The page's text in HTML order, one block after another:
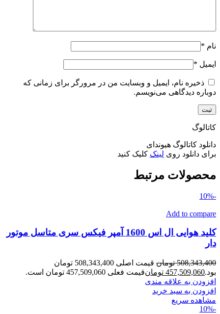
نام *
ایمیل *
ذخیره نام، ایمیل و وبسایت من در مرورگر برای زمانی که
دوباره دیدگاهی می‌نویسم.
کاتالوگ
دانلود کاتالوگ هیوندای
برای دانلود روی لینک کلیک کنید
محصولات مرتبط
-10%
Add to compare
کلید هوایی ال اس 1600 آمپر فیکس سری متاسل موتور
دار
508,343,400 تومان
قیمت اصلی 508,343,400 تومان
بود.457,509,060 تومانقیمت فعلی 457,509,060 تومان است.
افزودن به علاقه مندی
افزودن به سبد خرید
مشاهده سریع
-10%